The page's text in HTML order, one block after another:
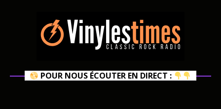
POUR NOUS ÉCOUTER EN DIRECT :